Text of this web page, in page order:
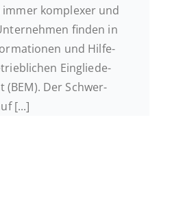
kom­ple­xer und
finden in
und Hil­fe­
Ein­glie­de­
(BEM). Der Schwer­
[...]